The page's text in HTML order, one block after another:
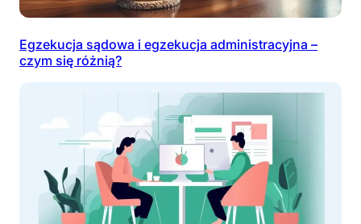
Egzekucja sądowa i egzekucja administracyjna –
czym się różnią?